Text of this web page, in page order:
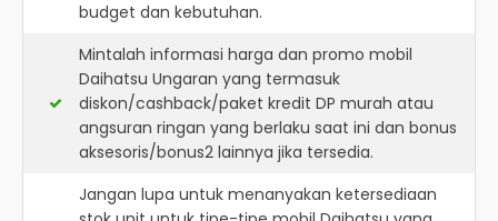
budget dan kebutuhan.
Mintalah informasi harga dan promo mobil
Daihatsu Ungaran yang termasuk
diskon/cashback/paket kredit DP murah atau
angsuran ringan yang berlaku saat ini dan bonus
aksesoris/bonus2 lainnya jika tersedia.
Jangan lupa untuk menanyakan ketersediaan